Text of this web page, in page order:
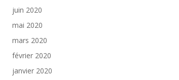
juin 2020
mai 2020
mars 2020
février 2020
janvier 2020